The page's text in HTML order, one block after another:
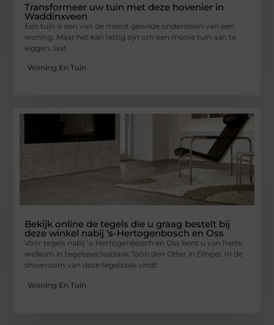
Transformeer uw tuin met deze hovenier in
Waddinxveen
Een tuin is een van de meest gewilde onderdelen van een
woning. Maar het kan lastig zijn om een mooie tuin aan te
leggen, laat
Woning En Tuin
Bekijk online de tegels die u graag bestelt bij
deze winkel nabij ’s-Hertogenbosch en Oss
Voor tegels nabij ’s-Hertogenbosch en Oss bent u van harte
welkom in tegelspeciaalzaak Toon den Otter in Empel. In de
showroom van deze tegelzaak vindt
Woning En Tuin